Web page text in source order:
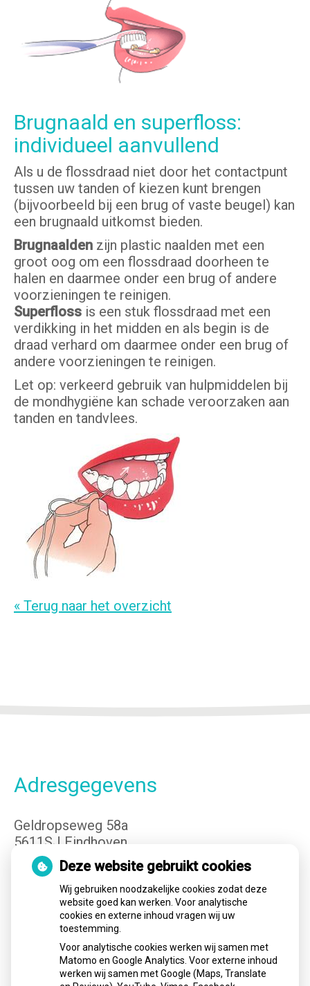
Brugnaald en superfloss:
individueel aanvullend
Als u de flossdraad niet door het contactpunt
tussen uw tanden of kiezen kunt brengen
(bijvoorbeeld bij een brug of vaste beugel) kan
een brugnaald uitkomst bieden.
Brugnaalden zijn plastic naalden met een
groot oog om een flossdraad doorheen te
halen en daarmee onder een brug of andere
voorzieningen te reinigen.
Superfloss is een stuk flossdraad met een
verdikking in het midden en als begin is de
draad verhard om daarmee onder een brug of
andere voorzieningen te reinigen.
Let op: verkeerd gebruik van hulpmiddelen bij
de mondhygiëne kan schade veroorzaken aan
tanden en tandvlees.
« Terug naar het overzicht
Adresgegevens
Geldropseweg 58a
5611SJ Eindhoven
Tel:040-3400149
E-mail: info@cvteindhoven.nl
Openingstijden
Maandag:
08.00 - 17.00
Deze website gebruikt cookies
Wij gebruiken noodzakelijke cookies zodat deze
website goed kan werken. Voor analytische
cookies en externe inhoud vragen wij uw
toestemming.
Voor analytische cookies werken wij samen met
Matomo en Google Analytics. Voor externe inhoud
werken wij samen met Google (Maps, Translate